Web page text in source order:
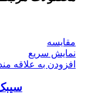
مقايسه
نمایش سریع
افزودن به علاقه